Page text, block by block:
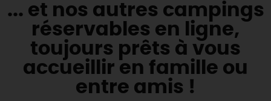
... et nos autres campings
réservables en ligne,
toujours prêts à vous
accueillir en famille ou
entre amis !